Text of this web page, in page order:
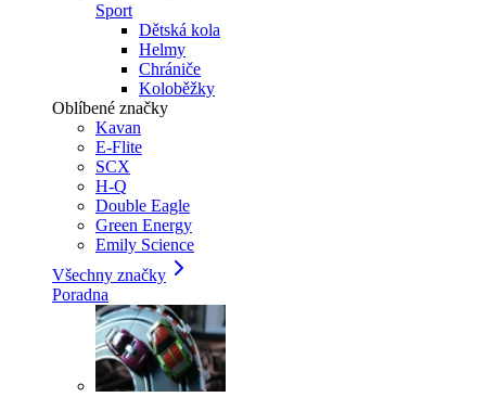
Sport
Dětská kola
Helmy
Chrániče
Koloběžky
Oblíbené značky
Kavan
E-Flite
SCX
H-Q
Double Eagle
Green Energy
Emily Science
Všechny značky
Poradna